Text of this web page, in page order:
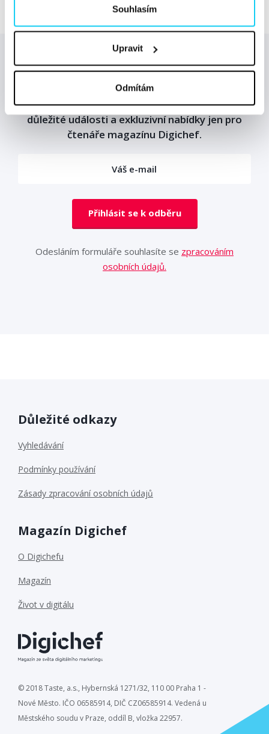
Souhlasím
Upravit
Odmítám
Odebírejte newsletter od Digichefu! Čeká vás
pravidelná nálož novinek z oboru, pozvánky na
důležité události a exkluzivní nabídky jen pro
čtenáře magazínu Digichef.
Přihlásit se k odběru
Odesláním formuláře souhlasíte se zpracováním
osobních údajů.
Důležité odkazy
Vyhledávání
Podmínky používání
Zásady zpracování osobních údajů
Magazín Digichef
O Digichefu
Magazín
Život v digitálu
© 2018 Taste, a.s., Hybernská 1271/32, 110 00 Praha 1 -
Nové Město. IČO 06585914, DIČ CZ06585914. Vedená u
Městského soudu v Praze, oddíl B, vložka 22957.